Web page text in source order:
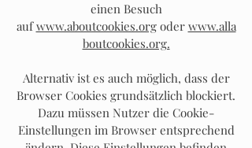
einen Besuch
aufwww.aboutcookies.orgoder www.alla
boutcookies.org.
Alternativ ist es auch möglich, dass der
Browser Cookies grundsätzlich blockiert.
Dazu müssen Nutzer die Cookie-
Einstellungen im Browser entsprechend